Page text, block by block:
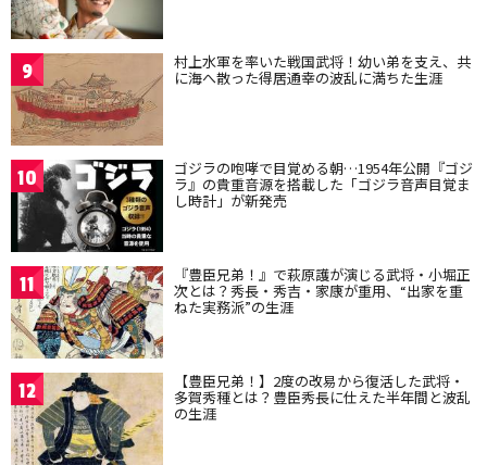
9 村上水軍を率いた戦国武将！幼い弟を支え、共
に海へ散った得居通幸の波乱に満ちた生涯
10 ゴジラの咆哮で目覚める朝…1954年公開『ゴジ
ラ』の貴重音源を搭載した「ゴジラ音声目覚ま
し時計」が新発売
11 『豊臣兄弟！』で萩原護が演じる武将・小堀正
次とは？秀長・秀吉・家康が重用、“出家を重
ねた実務派”の生涯
12 【豊臣兄弟！】2度の改易から復活した武将・
多賀秀種とは？豊臣秀長に仕えた半年間と波乱
の生涯